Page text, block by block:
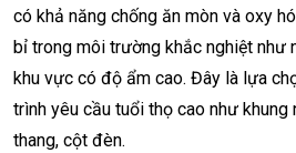
có khả năng chống ăn mòn và oxy
bỉ trong môi trường khắc nghiệt như
khu vực có độ ẩm cao. Đây là lựa
trình yêu cầu tuổi thọ cao như khung
thang, cột đèn.